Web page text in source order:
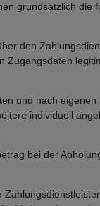
grundsätzlich die
den
Zugangsdaten
und nach
individuell
bei der